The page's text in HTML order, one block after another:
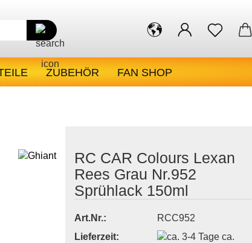
Suche...
ZUBEHÖR FAN SHOP
RC CAR Colours Lexan
Rees Grau Nr.952
Sprühlack 150ml
Art.Nr.:
RCC952
Lieferzeit:
ca.